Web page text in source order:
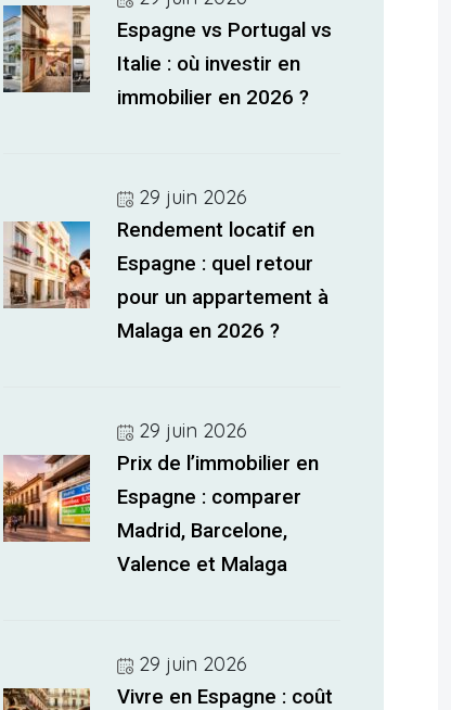
Espagne vs Portugal vs
Italie : où investir en
immobilier en 2026 ?
29 juin 2026
Rendement locatif en
Espagne : quel retour
pour un appartement à
Malaga en 2026 ?
29 juin 2026
Prix de l’immobilier en
Espagne : comparer
Madrid, Barcelone,
Valence et Malaga
29 juin 2026
Vivre en Espagne : coût